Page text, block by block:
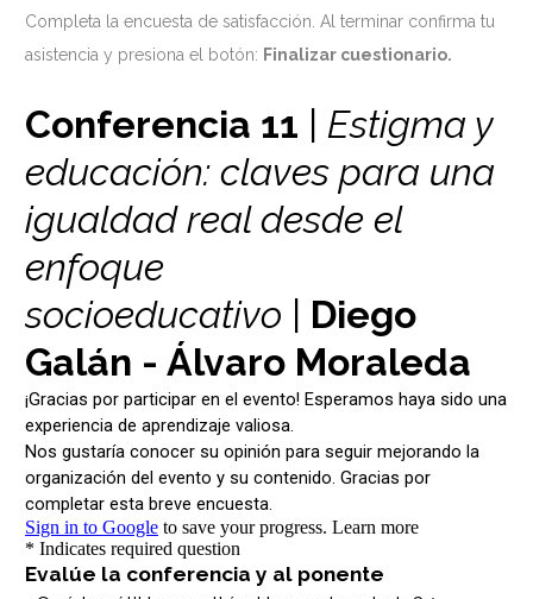
Completa la encuesta de satisfacción. Al terminar confirma tu
asistencia y presiona el botón: Finalizar cuestionario.